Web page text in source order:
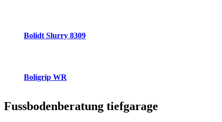
Bolidt Slurry 8309
Boligrip WR
Fussbodenberatung tiefgarage